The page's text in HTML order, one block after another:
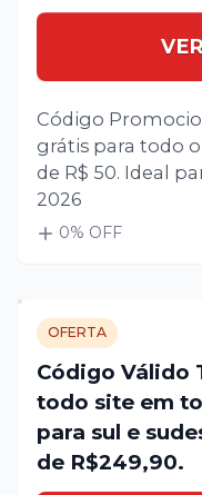
Código
grátis para todo
de R$ 50. Ideal
2026
0% OFF
OFERTA
Código Válido
todo site em
para sul e
de R$249,90.